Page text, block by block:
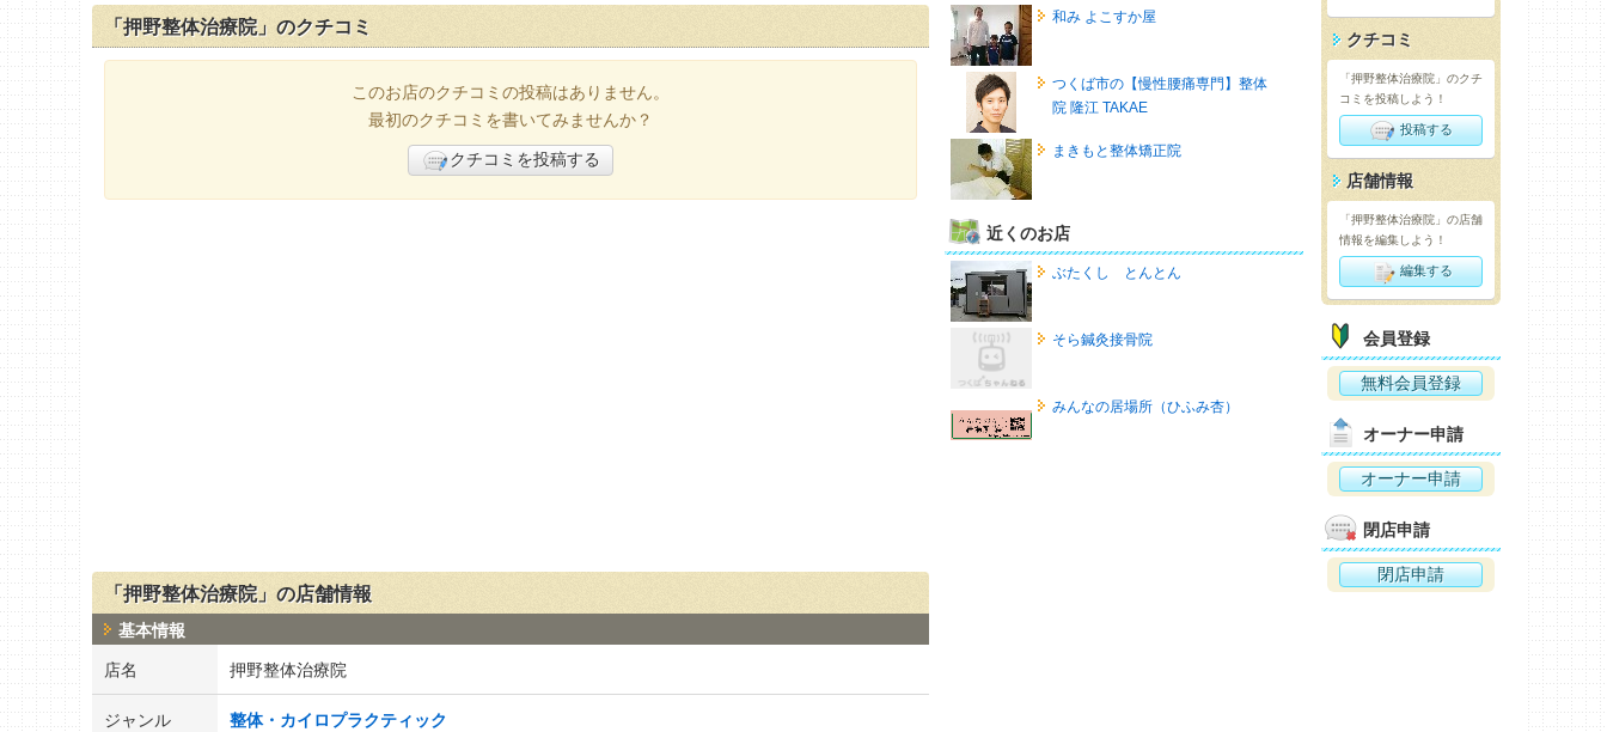
「押野整体治療院」のクチコミ
このお店のクチコミの投稿はありません。
最初のクチコミを書いてみませんか？
クチコミを投稿する
「押野整体治療院」の店舗情報
基本情報
店名 押野整体治療院
ジャンル 整体・カイロプラクティック
和み よこすか屋
つくば市の【慢性腰痛専門】整体
院 隆江 TAKAE
まきもと整体矯正院
近くのお店
ぶたくし とんとん
そら鍼灸接骨院
みんなの居場所（ひふみ杏）
クチコミ
「押野整体治療院」のクチ
コミを投稿しよう！
投稿する
店舗情報
「押野整体治療院」の店舗
情報を編集しよう！
編集する
会員登録
無料会員登録
オーナー申請
オーナー申請
閉店申請
閉店申請